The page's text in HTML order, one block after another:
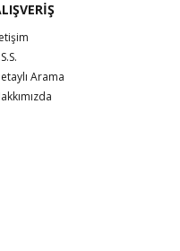
Arama